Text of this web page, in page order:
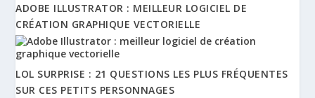
ADOBE ILLUSTRATOR : MEILLEUR LOGICIEL DE
CRÉATION GRAPHIQUE VECTORIELLE
LOL SURPRISE : 21 QUESTIONS LES PLUS FRÉQUENTES
SUR CES PETITS PERSONNAGES